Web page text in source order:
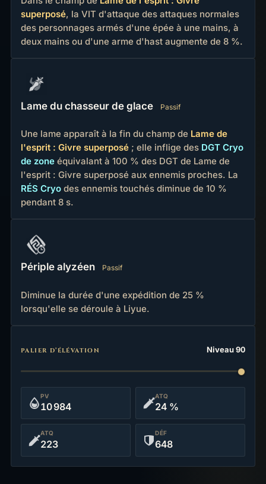
superposé, la VIT d'attaque des attaques normales
des personnages armés d'une épée à une mains, à
deux mains ou d'une arme d'hast augmente de 8 %.
Lame du chasseur de glace Passif
Une lame apparaît à la fin du champ de Lame de
l'esprit : Givre superposé; elle inflige des DGT Cryo
de zoneéquivalant à 100 % des DGT de Lame de
l'esprit : Givre superposé aux ennemis proches. La
RÉS Cryodes ennemis touchés diminue de 10 %
pendant 8 s.
Périple alyzéen Passif
Diminue la durée d'une expédition de 25 %
lorsqu'elle se déroule à Liyue.
PALIER D’ÉLÉVATION Niveau 90
PV
10 984
ATQ
24 %
ATQ
223
DÉF
648